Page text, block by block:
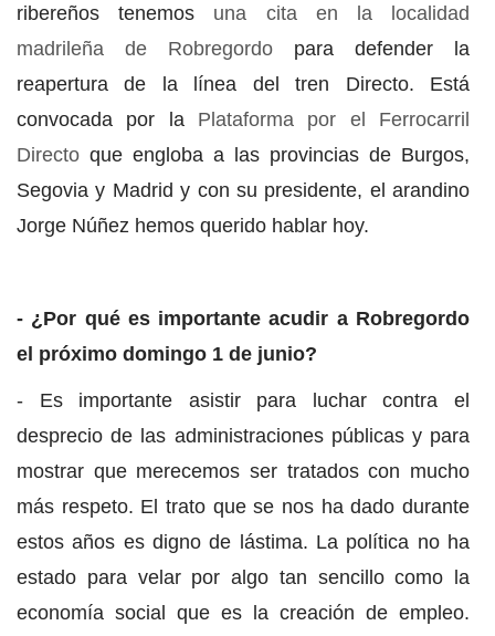
ribereños tenemos una cita en la localidad
madrileña de Robregordo para defender la
reapertura de la línea del tren Directo. Está
convocada por la Plataforma por el Ferrocarril
Directo que engloba a las provincias de Burgos,
Segovia y Madrid y con su presidente, el arandino
Jorge Núñez hemos querido hablar hoy.
- ¿Por qué es importante acudir a Robregordo
el próximo domingo 1 de junio?
- Es importante asistir para luchar contra el
desprecio de las administraciones públicas y para
mostrar que merecemos ser tratados con mucho
más respeto. El trato que se nos ha dado durante
estos años es digno de lástima. La política no ha
estado para velar por algo tan sencillo como la
economía social que es la creación de empleo.